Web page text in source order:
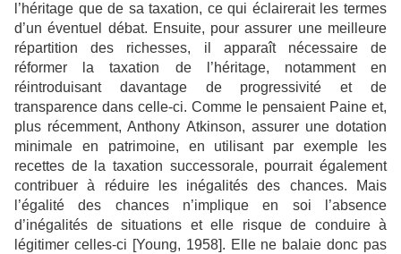
l’héritage que de sa taxation, ce qui éclairerait les termes
d’un éventuel débat. Ensuite, pour assurer une meilleure
répartition des richesses, il apparaît nécessaire de
réformer la taxation de l’héritage, notamment en
réintroduisant davantage de progressivité et de
transparence dans celle-ci. Comme le pensaient Paine et,
plus récemment, Anthony Atkinson, assurer une dotation
minimale en patrimoine, en utilisant par exemple les
recettes de la taxation successorale, pourrait également
contribuer à réduire les inégalités des chances. Mais
l’égalité des chances n’implique en soi l’absence
d’inégalités de situations et elle risque de conduire à
légitimer celles-ci [Young, 1958]. Elle ne balaie donc pas